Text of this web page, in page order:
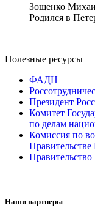
Зощенко
Родился в
Полезные ресурсы
ФАДН
Президент
Комитет
по делам
Комиссия по
Наши партнеры